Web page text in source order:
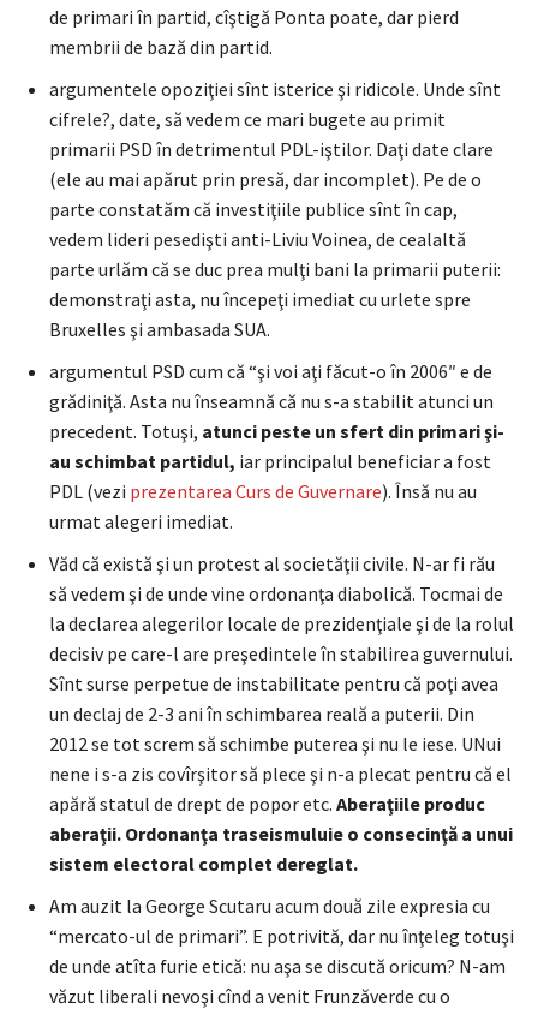
de primari în partid, cîştigă Ponta poate, dar pierd
membrii de bază din partid.
argumentele opoziţiei sînt isterice şi ridicole. Unde sînt
cifrele?, date, să vedem ce mari bugete au primit
primarii PSD în detrimentul PDL-iştilor. Daţi date clare
(ele au mai apărut prin presă, dar incomplet). Pe de o
parte constatăm că investiţiile publice sînt în cap,
vedem lideri pesedişti anti-Liviu Voinea, de cealaltă
parte urlăm că se duc prea mulţi bani la primarii puterii:
demonstraţi asta, nu începeţi imediat cu urlete spre
Bruxelles şi ambasada SUA.
argumentul PSD cum că “şi voi aţi făcut-o în 2006″ e de
grădiniţă. Asta nu înseamnă că nu s-a stabilit atunci un
precedent. Totuşi, atunci peste un sfert din primari şi-
au schimbat partidul, iar principalul beneficiar a fost
PDL (vezi prezentarea Curs de Guvernare). Însă nu au
urmat alegeri imediat.
Văd că există şi un protest al societăţii civile. N-ar fi rău
să vedem şi de unde vine ordonanţa diabolică. Tocmai de
la declarea alegerilor locale de prezidenţiale şi de la rolul
decisiv pe care-l are preşedintele în stabilirea guvernului.
Sînt surse perpetue de instabilitate pentru că poţi avea
un declaj de 2-3 ani în schimbarea reală a puterii. Din
2012 se tot screm să schimbe puterea şi nu le iese. UNui
nene i s-a zis covîrşitor să plece şi n-a plecat pentru că el
apără statul de drept de popor etc. Aberaţiile produc
aberaţii. Ordonanţa traseismuluie o consecinţă a unui
sistem electoral complet dereglat.
Am auzit la George Scutaru acum două zile expresia cu
“mercato-ul de primari”. E potrivită, dar nu înţeleg totuşi
de unde atîta furie etică: nu aşa se discută oricum? N-am
văzut liberali nevoşi cînd a venit Frunzăverde cu o